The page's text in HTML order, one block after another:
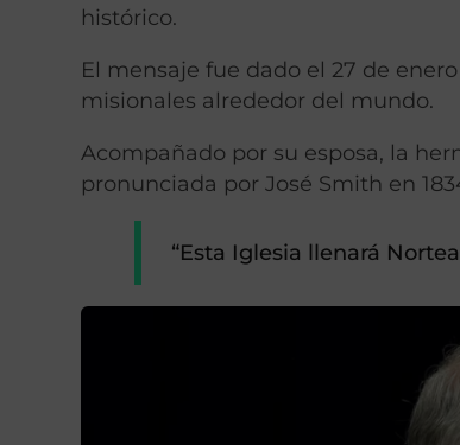
histórico.
El mensaje fue dado el 27 de
misionales alrededor del mundo.
Acompañado por su esposa, la
pronunciada por José Smith en
“Esta Iglesia llenará